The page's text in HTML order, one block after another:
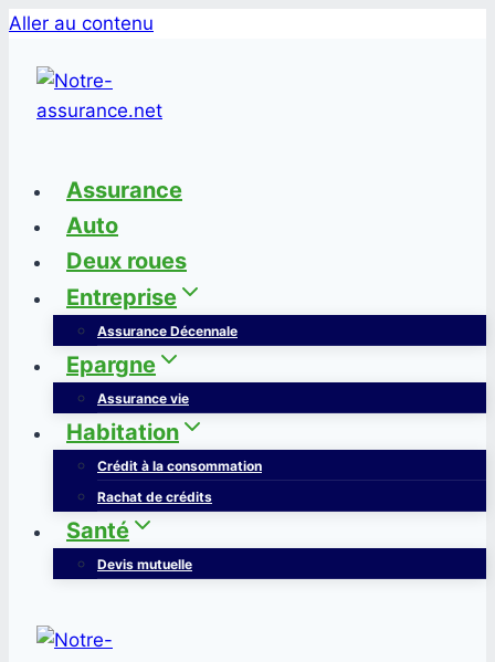
Aller au contenu
Assurance
Auto
Deux roues
Entreprise
Assurance Décennale
Epargne
Assurance vie
Habitation
Crédit à la consommation
Rachat de crédits
Santé
Devis mutuelle